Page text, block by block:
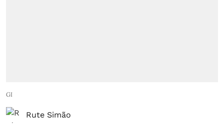
GI
Rute Simão